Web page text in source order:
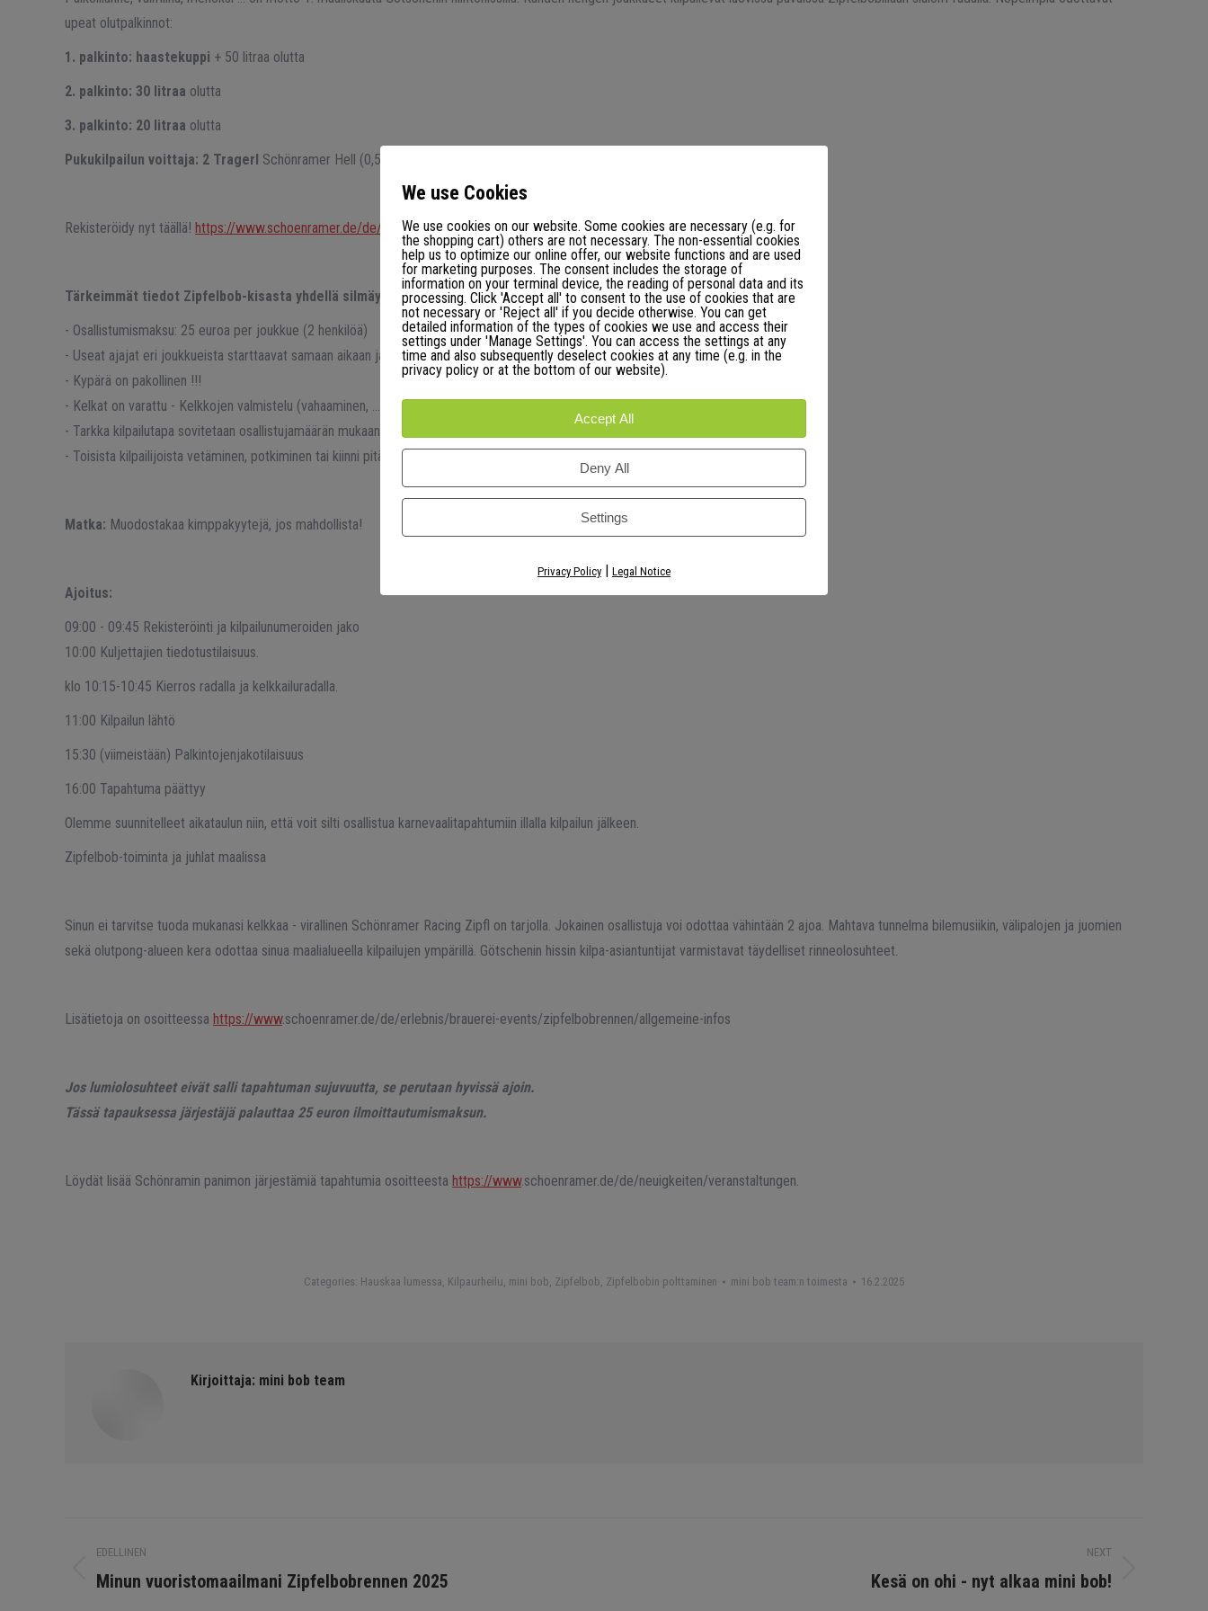
upeat olutpalkinnot:
1. palkinto: haastekuppi + 50 litraa olutta
2. palkinto: 30 litraa olutta
3. palkinto: 20 litraa olutta
Pukukilpailun voittaja: 2 Tragerl Schönramer Hell (0,5 litraa).
Rekisteröidy nyt täällä! https://www.schoenramer.de/de/erlebnis/brauerei-events/zipfelbobrennen
Tärkeimmät tiedot Zipfelbob-kisasta yhdellä silmäyksellä:
- Osallistumismaksu: 25 euroa per joukkue (2 henkilöä)
- Useat ajajat eri joukkueista starttaavat samaan aikaan ja keräävät pisteitä joukkueelleen sijoituksen mukaan
- Kypärä on pakollinen !!!
- Kelkat on varattu - Kelkkojen valmistelu (vahaaminen, …) johtaa hylkäämiseen
- Tarkka kilpailutapa sovitetaan osallistujamäärän mukaan. Yksityiskohdat ilmoitetaan paikan päällä kilpailijoiden tiedotustilaisuudessa
- Toisista kilpailijoista vetäminen, potkiminen tai kiinni pitäminen johtaa kilpailusta sulkemiseen.
Matka: Muodostakaa kimppakyytejä, jos mahdollista!
Ajoitus:
09:00 - 09:45 Rekisteröinti ja kilpailunumeroiden jako
10:00 Kuljettajien tiedotustilaisuus.
klo 10:15-10:45 Kierros radalla ja kelkkailuradalla.
11:00 Kilpailun lähtö
15:30 (viimeistään) Palkintojenjakotilaisuus
16:00 Tapahtuma päättyy
Olemme suunnitelleet aikataulun niin, että voit silti osallistua karnevaalitapahtumiin illalla kilpailun jälkeen.
Zipfelbob-toiminta ja juhlat maalissa
Sinun ei tarvitse tuoda mukanasi kelkkaa - virallinen Schönramer Racing Zipfl on tarjolla. Jokainen osallistuja voi odottaa vähintään 2 ajoa. Mahtava tunnelma bilemusiikin, välipalojen ja juomien
sekä olutpong-alueen kera odottaa sinua maalialueella kilpailujen ympärillä. Götschenin hissin kilpa-asiantuntijat varmistavat täydelliset rinneolosuhteet.
Lisätietoja on osoitteessa https://www.schoenramer.de/de/erlebnis/brauerei-events/zipfelbobrennen/allgemeine-infos
Jos lumiolosuhteet eivät salli tapahtuman sujuvuutta, se perutaan hyvissä ajoin.
Tässä tapauksessa järjestäjä palauttaa 25 euron ilmoittautumismaksun.
Löydät lisää Schönramin panimon järjestämiä tapahtumia osoitteesta https://www.schoenramer.de/de/neuigkeiten/veranstaltungen.
Categories: Hauskaa lumessa, Kilpaurheilu, mini bob, Zipfelbob, Zipfelbobin polttaminen mini bob team:n toimesta 16.2.2025
Kirjoittaja: mini bob team
navigointi
EDELLINEN
Edellinen
Minun vuoristomaailmani Zipfelbobrennen 2025
NEXT
Kesä on ohi - nyt alkaa mini bob!
We use Cookies
We use cookies on our website. Some cookies are necessary (e.g. for
the shopping cart) others are not necessary. The non-essential cookies
help us to optimize our online offer, our website functions and are used
for marketing purposes. The consent includes the storage of
information on your terminal device, the reading of personal data and its
processing. Click 'Accept all' to consent to the use of cookies that are
not necessary or 'Reject all' if you decide otherwise. You can get
detailed information of the types of cookies we use and access their
settings under 'Manage Settings'. You can access the settings at any
time and also subsequently deselect cookies at any time (e.g. in the
privacy policy or at the bottom of our website).
Accept All
Deny All
Settings
Privacy Policy | Legal Notice